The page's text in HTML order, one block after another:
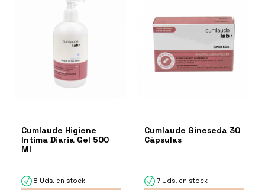
Cumlaude Higiene
Intima Diaria Gel 500
Ml
8 Uds. en stock
Cumlaude Gineseda 30
Cápsulas
7 Uds. en stock